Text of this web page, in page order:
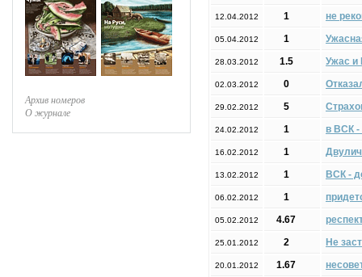
Архив номеров
О журнале
12.04.2012 1 не
05.04.2012 1
28.03.2012 1.5 Ужас
02.03.2012 0
29.02.2012 5
24.02.2012 1 в ВСК
16.02.2012 1
13.02.2012 1 ВСК -
06.02.2012 1
05.02.2012 4.67
25.01.2012 2 Не
20.01.2012 1.67